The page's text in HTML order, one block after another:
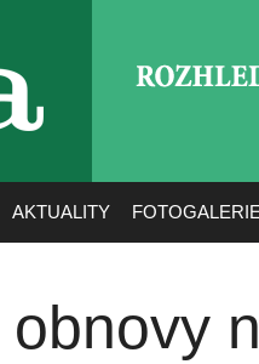
AKTUALITY
obnovy